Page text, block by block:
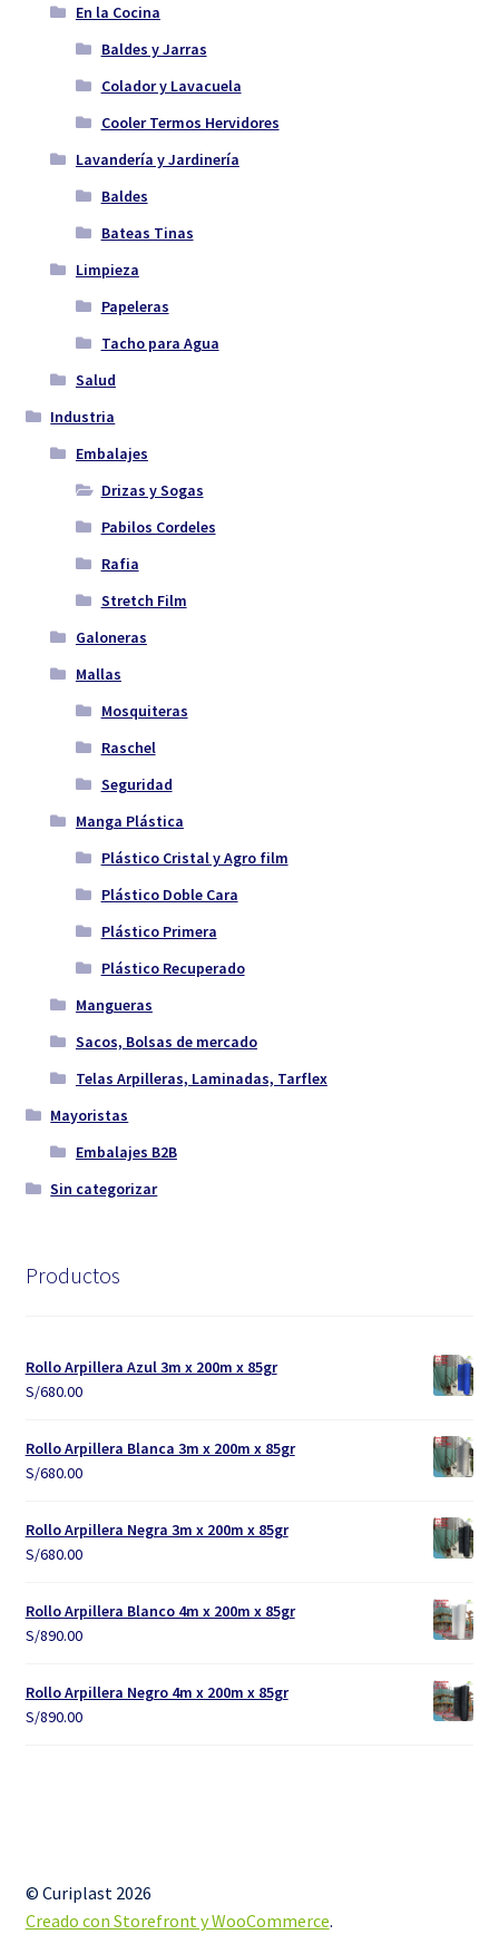
En la Cocina
Baldes y Jarras
Colador y Lavacuela
Cooler Termos Hervidores
Lavandería y Jardinería
Baldes
Bateas Tinas
Limpieza
Papeleras
Tacho para Agua
Salud
Industria
Embalajes
Drizas y Sogas
Pabilos Cordeles
Rafia
Stretch Film
Galoneras
Mallas
Mosquiteras
Raschel
Seguridad
Manga Plástica
Plástico Cristal y Agro film
Plástico Doble Cara
Plástico Primera
Plástico Recuperado
Mangueras
Sacos, Bolsas de mercado
Telas Arpilleras, Laminadas, Tarflex
Mayoristas
Embalajes B2B
Sin categorizar
Productos
Rollo Arpillera Azul 3m x 200m x 85gr
S/680.00
Rollo Arpillera Blanca 3m x 200m x 85gr
S/680.00
Rollo Arpillera Negra 3m x 200m x 85gr
S/680.00
Rollo Arpillera Blanco 4m x 200m x 85gr
S/890.00
Rollo Arpillera Negro 4m x 200m x 85gr
S/890.00
© Curiplast 2026
Creado con Storefront y WooCommerce.